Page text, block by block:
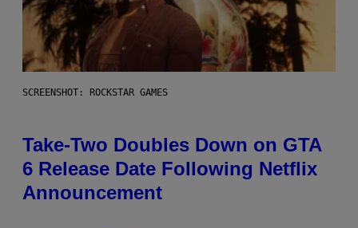
SCREENSHOT: ROCKSTAR GAMES
Take-Two Doubles Down on GTA
6 Release Date Following Netflix
Announcement